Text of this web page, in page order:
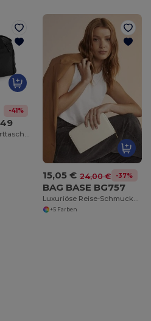
-41%
15,05 € 24,00 € -37%
BAG BASE BG757
Luxuriöse Reise-Schmuckbox mit Samtfutter
+5 Farben